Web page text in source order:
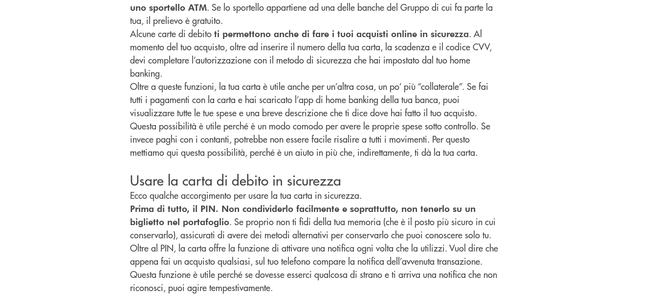
uno sportello ATM. Se lo sportello appartiene ad una delle banche del Gruppo di cui fa parte la
tua, il prelievo è gratuito.
Alcune carte di debito ti permettono anche di fare i tuoi acquisti online in sicurezza. Al
momento del tuo acquisto, oltre ad inserire il numero della tua carta, la scadenza e il codice CVV,
devi completare l’autorizzazione con il metodo di sicurezza che hai impostato dal tuo home
banking.
Oltre a queste funzioni, la tua carta è utile anche per un’altra cosa, un po’ più “collaterale”. Se fai
tutti i pagamenti con la carta e hai scaricato l’app di home banking della tua banca, puoi
visualizzare tutte le tue spese e una breve descrizione che ti dice dove hai fatto il tuo acquisto.
Questa possibilità è utile perché è un modo comodo per avere le proprie spese sotto controllo. Se
invece paghi con i contanti, potrebbe non essere facile risalire a tutti i movimenti. Per questo
mettiamo qui questa possibilità, perché è un aiuto in più che, indirettamente, ti dà la tua carta.
Usare la carta di debito in sicurezza
Ecco qualche accorgimento per usare la tua carta in sicurezza.
Prima di tutto, il PIN. Non condividerlo facilmente e soprattutto, non tenerlo su un
biglietto nel portafoglio. Se proprio non ti fidi della tua memoria (che è il posto più sicuro in cui
conservarlo), assicurati di avere dei metodi alternativi per conservarlo che puoi conoscere solo tu.
Oltre al PIN, la carta offre la funzione di attivare una notifica ogni volta che la utilizzi. Vuol dire che
appena fai un acquisto qualsiasi, sul tuo telefono compare la notifica dell’avvenuta transazione.
Questa funzione è utile perché se dovesse esserci qualcosa di strano e ti arriva una notifica che non
riconosci, puoi agire tempestivamente.